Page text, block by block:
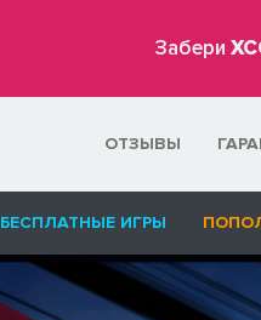
Забери
ОТЗЫВЫ
БЕСПЛАТНЫЕ ИГРЫ